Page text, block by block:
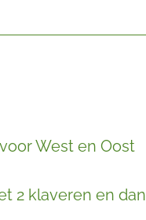
West en Oost
2 klaveren en